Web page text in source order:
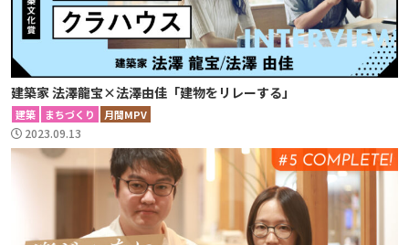
建築家 法澤龍宝×法澤由佳「建物をリレーする」
建築 まちづくり 月間MPV
2023.09.13